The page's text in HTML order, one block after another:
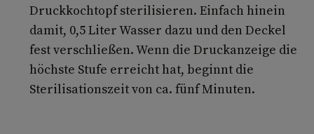
Druckkochtopf sterilisieren. Einfach hinein
damit, 0,5 Liter Wasser dazu und den Deckel
fest verschließen. Wenn die Druckanzeige die
höchste Stufe erreicht hat, beginnt die
Sterilisationszeit von ca. fünf Minuten.